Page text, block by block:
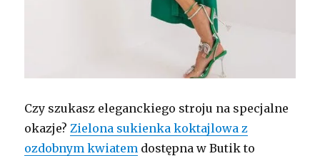
Czy szukasz eleganckiego stroju na specjalne
okazje?Zielona sukienka koktajlowa z
ozdobnym kwiatem dostępna w Butik to